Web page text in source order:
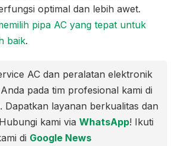
optimal dan lebih awet.
pipa AC yang tepat untuk
baik.
AC dan peralatan elektronik
pada tim profesional kami di
Dapatkan layanan berkualitas dan
kami via WhatsApp! Ikuti
di Google News